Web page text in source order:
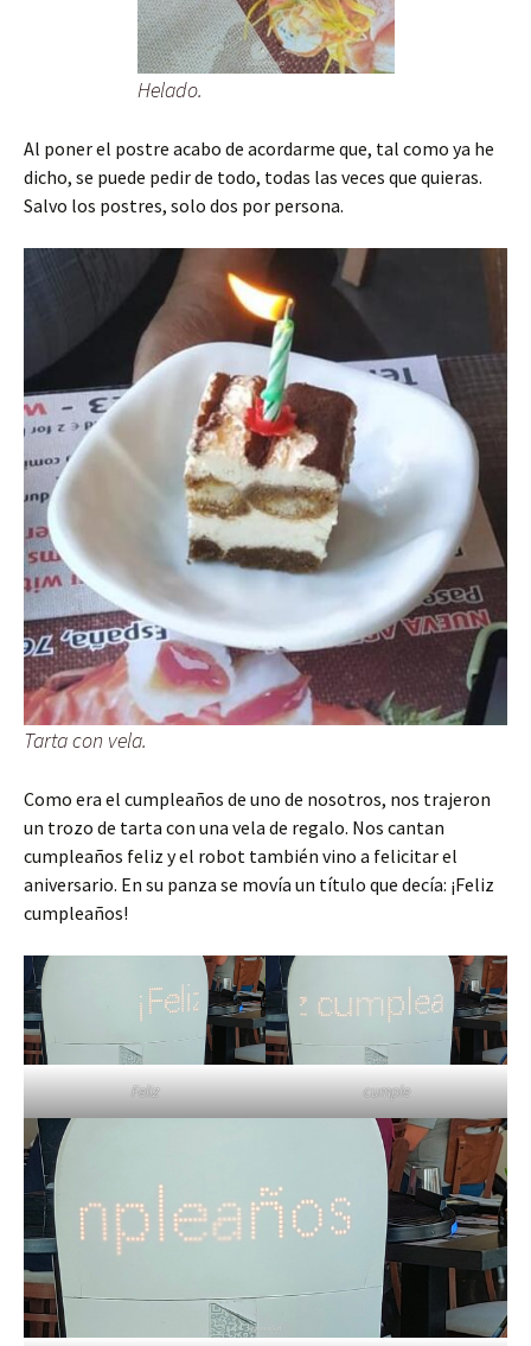
Helado.
Al poner el postre acabo de acordarme que, tal como ya he
dicho, se puede pedir de todo, todas las veces que quieras.
Salvo los postres, solo dos por persona.
Tarta con vela.
Como era el cumpleaños de uno de nosotros, nos trajeron
un trozo de tarta con una vela de regalo. Nos cantan
cumpleaños feliz y el robot también vino a felicitar el
aniversario. En su panza se movía un título que decía: ¡Feliz
cumpleaños!
Feliz cumple